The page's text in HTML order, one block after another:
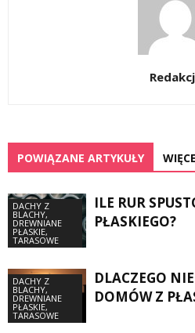
POWIĄZANE ARTYKUŁY
DACHY Z
BLACHY,
DREWNIANE
PŁASKIE,
TARASOWE
ILE RUR
PŁASKIEGO?
DACHY Z
BLACHY,
DREWNIANE
PŁASKIE,
TARASOWE
DLACZEGO
DOMÓW Z